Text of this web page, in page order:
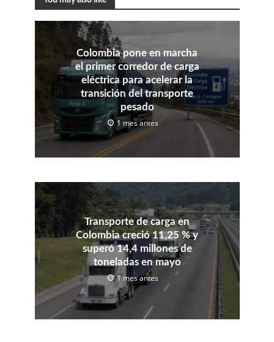
Colombia pone en marcha
el primer corredor de carga
eléctrica para acelerar la
transición del transporte
pesado
1 mes antes
Transporte de carga en
Colombia creció 11,25 % y
superó 14,4 millones de
toneladas en mayo
1 mes antes